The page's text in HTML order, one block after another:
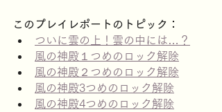
このプレイレポートのトピック：
ついに雲の上！雲の中には…？
風の神殿１つめのロック解除
風の神殿２つめのロック解除
風の神殿3つめのロック解除
風の神殿4つめのロック解除